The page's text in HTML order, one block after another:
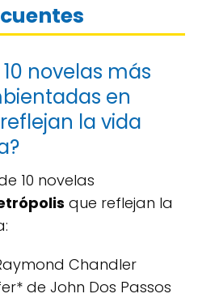
novelas más
en
la vida
10 novelas
que reflejan la
Chandler
de John Dos Passos